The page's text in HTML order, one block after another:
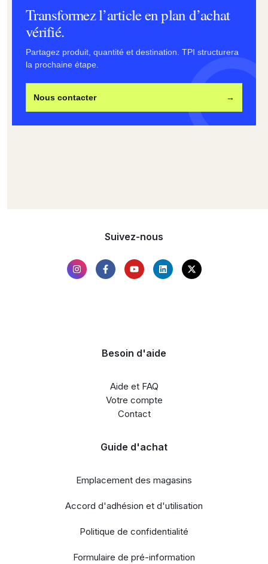
Transformez l’article en plan d’achat
vérifié.
Partagez produit, quantité et destination. TPI structurera
la prochaine étape.
Nous contacter →
Suivez-nous
Besoin d'aide
Aide et FAQ
Votre compte
Contact
Guide d'achat
Emplacement des magasins
Accord d'adhésion et d'utilisation
Politique de confidentialité
Formulaire de pré-information